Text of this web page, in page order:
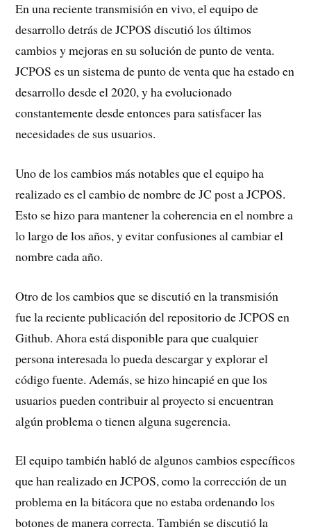
En una reciente transmisión en vivo, el equipo de
desarrollo detrás de JCPOS discutió los últimos
cambios y mejoras en su solución de punto de venta.
JCPOS es un sistema de punto de venta que ha estado en
desarrollo desde el 2020, y ha evolucionado
constantemente desde entonces para satisfacer las
necesidades de sus usuarios.
Uno de los cambios más notables que el equipo ha
realizado es el cambio de nombre de JC post a JCPOS.
Esto se hizo para mantener la coherencia en el nombre a
lo largo de los años, y evitar confusiones al cambiar el
nombre cada año.
Otro de los cambios que se discutió en la transmisión
fue la reciente publicación del repositorio de JCPOS en
Github. Ahora está disponible para que cualquier
persona interesada lo pueda descargar y explorar el
código fuente. Además, se hizo hincapié en que los
usuarios pueden contribuir al proyecto si encuentran
algún problema o tienen alguna sugerencia.
El equipo también habló de algunos cambios específicos
que han realizado en JCPOS, como la corrección de un
problema en la bitácora que no estaba ordenando los
botones de manera correcta. También se discutió la